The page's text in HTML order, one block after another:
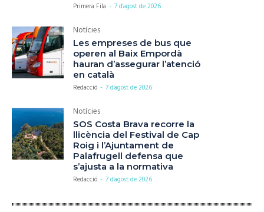
Primera Fila - 7 d'agost de 2026
Notícies
Les empreses de bus que
operen al Baix Empordà
hauran d’assegurar l’atenció
en català
Redacció - 7 d'agost de 2026
Notícies
SOS Costa Brava recorre la
llicència del Festival de Cap
Roig i l’Ajuntament de
Palafrugell defensa que
s’ajusta a la normativa
Redacció - 7 d'agost de 2026